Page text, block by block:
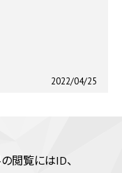
2022/04/25
閲覧にはID、